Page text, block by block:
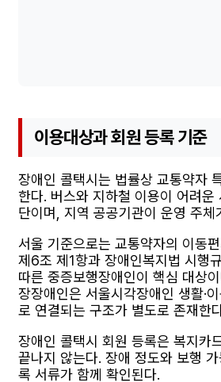
이용대상과 회원 등록 기준
장애인 콜택시는 법률상 교통약자
한다. 버스와 지하철 이용이 어려운
단이며, 지역 공공기관이 운영 주체
서울 기준으로는 교통약자의 이동
제6조 제1항과 장애인복지법 시행
따른 중증보행장애인이 핵심 대상
장장애인은 서울시각장애인 생활·
로 연결되는 구조가 별도로 존재한
장애인 콜택시 회원 등록은 복지카
끝나지 않는다. 장애 정도와 보행
록 서류가 함께 확인된다.